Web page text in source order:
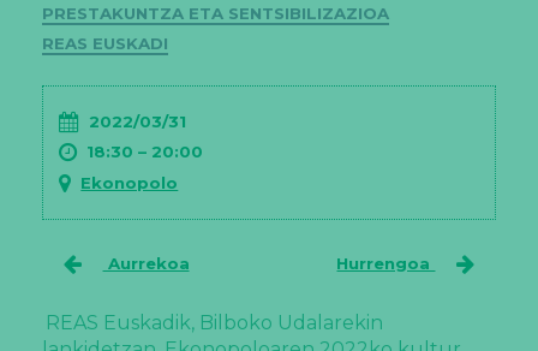
Kategoriak
PRESTAKUNTZA ETA SENTSIBILIZAZIOA
REAS EUSKADI
2022/03/31
18:30 – 20:00
Ekonopolo
Aurrekoa Hurrengoa
REAS Euskadik, Bilboko Udalarekin